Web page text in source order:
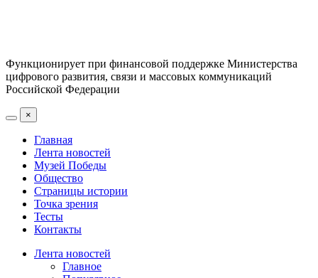
Функционирует при финансовой поддержке Министерства
цифрового развития, связи и массовых коммуникаций
Российской Федерации
×
Главная
Лента новостей
Музей Победы
Общество
Страницы истории
Точка зрения
Тесты
Контакты
Лента новостей
Главное